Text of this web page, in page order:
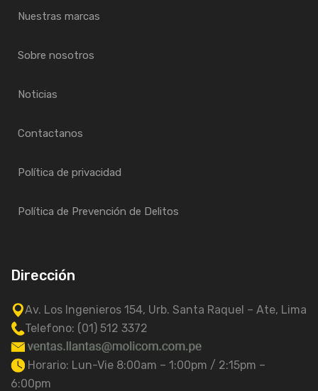
Nuestras marcas
Sobre nosotros
Noticias
Contactanos
Política de privacidad
Política de Prevención de Delitos
Dirección
Av. Los Ingenieros 154, Urb. Santa Raquel – Ate, Lima
Telefono: (01) 512 3372
Horario: Lun-Vie 8:00am – 1:00pm / 2:15pm –
6:00pm